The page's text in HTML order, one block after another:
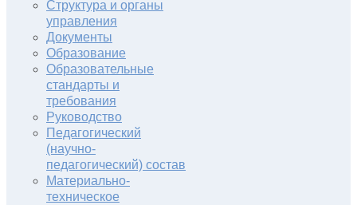
Структура и органы
управления
Документы
Образование
Образовательные
стандарты и
требования
Руководство
Педагогический
(научно-
педагогический) состав
Материально-
техническое